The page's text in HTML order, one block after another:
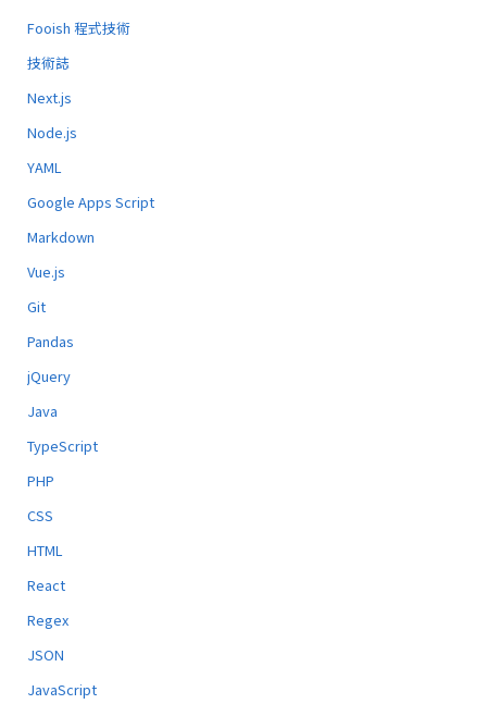
Fooish 程式技術
技術誌
Next.js
Node.js
YAML
Google Apps Script
Markdown
Vue.js
Git
Pandas
jQuery
Java
TypeScript
PHP
CSS
HTML
React
Regex
JSON
JavaScript